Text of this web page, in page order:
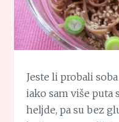
Jeste li probali
iako sam više puta
heljde, pa su bez